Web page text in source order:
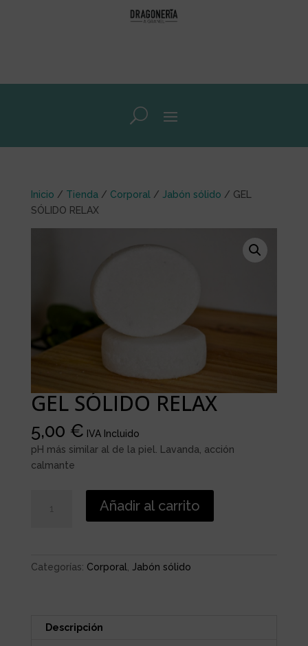
Inicio / Tienda / Corporal / Jabón sólido / GEL
SÓLIDO RELAX
GEL SÓLIDO RELAX
5,00 € IVA Incluido
pH más similar al de la piel. Lavanda, acción
calmante
SÓLIDO
Añadir al carrito
Categorías: Corporal Jabón sólido
Descripción